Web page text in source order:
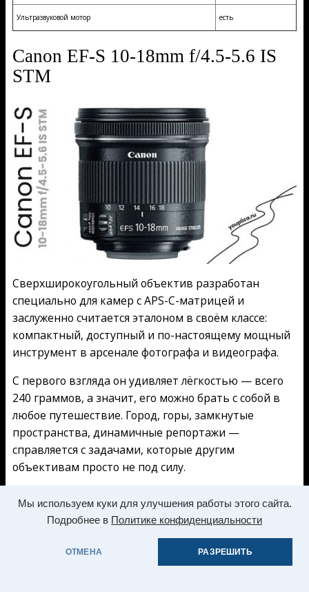
Мы используем куки для улучшения работы этого сайта.
Подробнее в Политике конфиденциальности
ОТМЕНА РАЗРЕШИТЬ
Ультразвуковой мотор есть
Canon EF-S 10-18mm f/4.5-5.6 IS
STM
Сверхширокоугольный объектив разработан
специально для камер с APS-C-матрицей и
заслуженно считается эталоном в своём классе:
компактный, доступный и по-настоящему мощный
инструмент в арсенале фотографа и видеографа.
С первого взгляда он удивляет лёгкостью — всего
240 граммов, а значит, его можно брать с собой в
любое путешествие. Город, горы, замкнутые
пространства, динамичные репортажи —
справляется с задачами, которые другим
объективам просто не под силу.
Сверхширокий угол обзора — от 107° до 74°,
благодаря чему в кадр легко помещается не
просто объект, а вся сцена целиком. Особенно это